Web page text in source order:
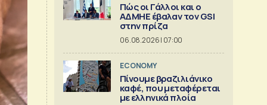
Πώς οι Γάλλοι και ο
ΑΔΜΗΕ έβαλαν τον GSI
στην πρίζα
06.08.2026 | 07:00
ECONOMY
Πίνουμε βραζιλιάνικο
καφέ, που μεταφέρεται
με ελληνικά πλοία